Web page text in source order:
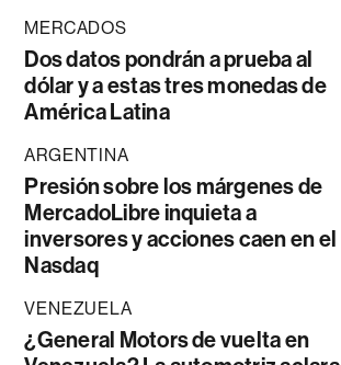
MERCADOS
Dos datos pondrán a prueba al
dólar y a estas tres monedas de
América Latina
ARGENTINA
Presión sobre los márgenes de
MercadoLibre inquieta a
inversores y acciones caen en el
Nasdaq
VENEZUELA
¿General Motors de vuelta en